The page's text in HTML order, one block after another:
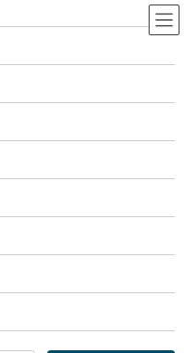
雇用状況」の
７年10月末